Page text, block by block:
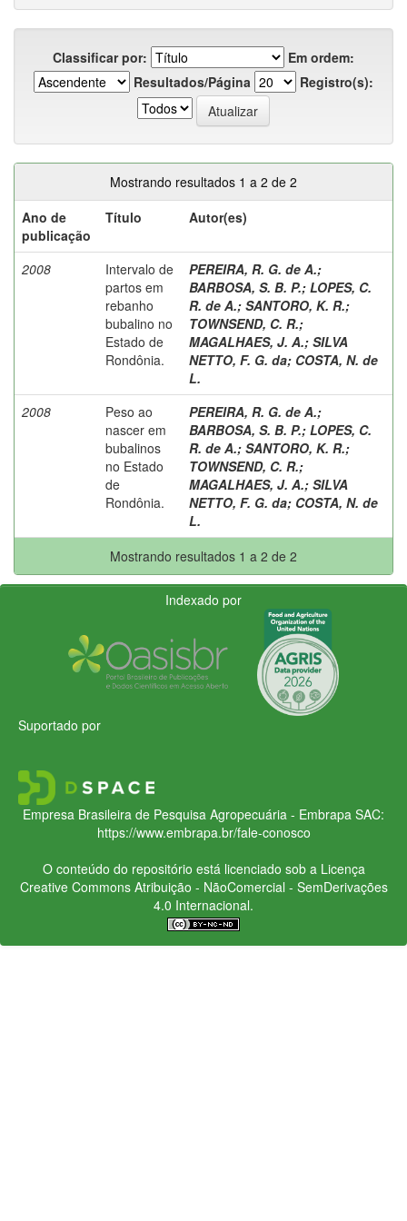
Classificar por:
Em ordem:
Resultados/Página
Registro(s):
Mostrando resultados 1 a 2 de 2
Ano de
publicação
Título Autor(es)
2008
Intervalo de
partos em
rebanho
bubalino no
Estado de
Rondônia.
PEREIRA, R. G. de A.;
BARBOSA, S. B. P.; LOPES, C.
R. de A.; SANTORO, K. R.;
TOWNSEND, C. R.;
MAGALHAES, J. A.; SILVA
NETTO, F. G. da; COSTA, N. de
L.
2008
Peso ao
nascer em
bubalinos
no Estado
de
Rondônia.
PEREIRA, R. G. de A.;
BARBOSA, S. B. P.; LOPES, C.
R. de A.; SANTORO, K. R.;
TOWNSEND, C. R.;
MAGALHAES, J. A.; SILVA
NETTO, F. G. da; COSTA, N. de
L.
Mostrando resultados 1 a 2 de 2
Indexado por
Suportado por
Empresa Brasileira de Pesquisa Agropecuária - Embrapa SAC:
https://www.embrapa.br/fale-conosco
O conteúdo do repositório está licenciado sob a Licença
Creative CommonsAtribuição - NãoComercial - SemDerivações
4.0 Internacional.